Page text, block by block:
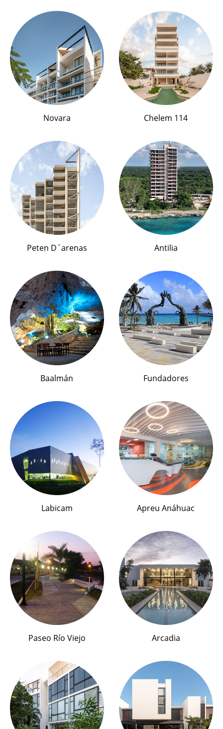
Novara Chelem 114
Peten D´arenas Antilia
Baalmán Fundadores
Labicam Apreu Anáhuac
Paseo Río Viejo Arcadia